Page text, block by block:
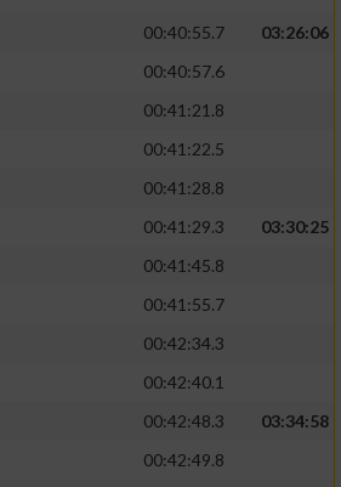
00:40:55.7
03:26:06
00:40:57.6
00:41:21.8
00:41:22.5
00:41:28.8
00:41:29.3
03:30:25
00:41:45.8
00:41:55.7
00:42:34.3
00:42:40.1
00:42:48.3
03:34:58
00:42:49.8